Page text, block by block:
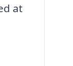
at